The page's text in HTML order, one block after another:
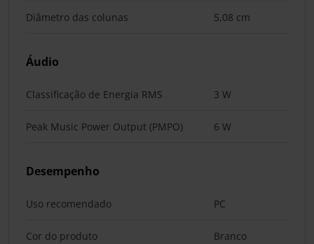
Diâmetro das colunas 5,08 cm
Áudio
Classificação de Energia RMS 3 W
Peak Music Power Output (PMPO) 6 W
Desempenho
Uso recomendado PC
Cor do produto Branco